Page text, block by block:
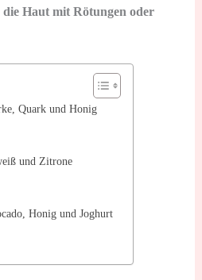
Haut mit Rötungen oder
Quark und Honig
und Zitrone
Honig und Joghurt